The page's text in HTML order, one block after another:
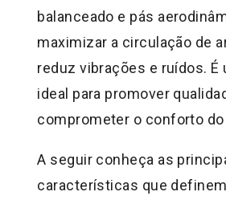
balanceado e pás
maximizar a circulação de
reduz vibrações e ruídos. É
ideal para promover
comprometer o conforto
A seguir conheça as
características que